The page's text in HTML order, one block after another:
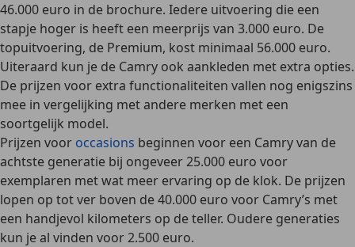
46.000 euro in de brochure. Iedere uitvoering die een
stapje hoger is heeft een meerprijs van 3.000 euro. De
topuitvoering, de Premium, kost minimaal 56.000 euro.
Uiteraard kun je de Camry ook aankleden met extra opties.
De prijzen voor extra functionaliteiten vallen nog enigszins
mee in vergelijking met andere merken met een
soortgelijk model.
Prijzen voor occasions beginnen voor een Camry van de
achtste generatie bij ongeveer 25.000 euro voor
exemplaren met wat meer ervaring op de klok. De prijzen
lopen op tot ver boven de 40.000 euro voor Camry’s met
een handjevol kilometers op de teller. Oudere generaties
kun je al vinden voor 2.500 euro.